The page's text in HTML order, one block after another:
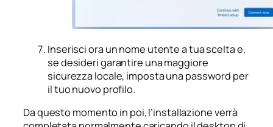
Inserisci ora un nome utente a tua scelta e,
se desideri garantire una maggiore
sicurezza locale, imposta una password per
il tuo nuovo profilo.
Da questo momento in poi, l’installazione verrà